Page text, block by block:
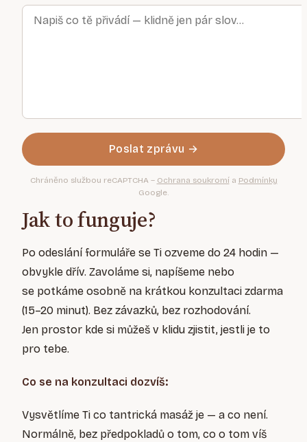
Poslat zprávu →
Chráněno službou reCAPTCHA – Ochrana soukromía Podmínky
Google.
Jak to funguje?
Po odeslání formuláře se Ti ozveme do 24 hodin —
obvykle dřív. Zavoláme si, napíšeme nebo
se potkáme osobně na krátkou konzultaci zdarma
(15–20 minut). Bez závazků, bez rozhodování.
Jen prostor kde si můžeš v klidu zjistit, jestli je to
pro tebe.
Co se na konzultaci dozvíš:
Vysvětlíme Ti co tantrická masáž je — a co není.
Normálně, bez předpokladů o tom, co o tom víš